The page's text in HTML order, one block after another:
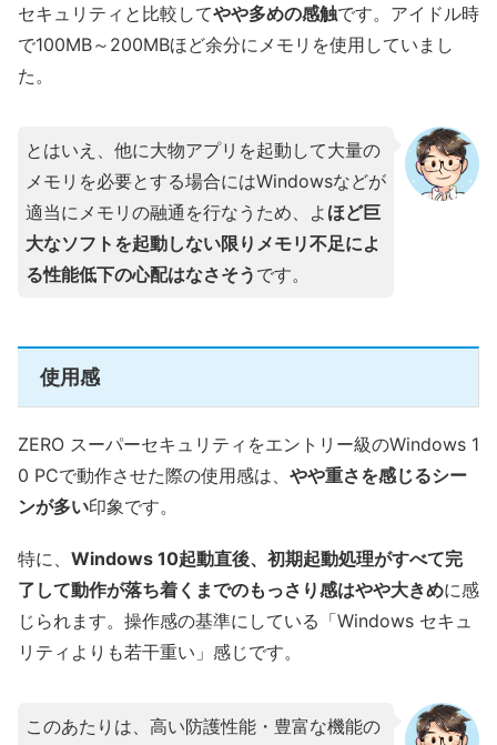
セキュリティと比較してやや多めの感触です。アイドル時
で100MB～200MBほど余分にメモリを使用していまし
た。
とはいえ、他に大物アプリを起動して大量の
メモリを必要とする場合にはWindowsなどが
適当にメモリの融通を行なうため、よ ほど巨
大なソフトを起動しない限りメモリ不足によ
る性能低下の心配はなさそう です。
使用感
ZERO スーパーセキュリティをエントリー級のWindows 1
0 PCで動作させた際の使用感は、 やや重さを感じるシー
ンが多い印象です。
特に、 Windows 10起動直後、初期起動処理がすべて完
了して動作が落ち着くまでのもっさり感はやや大きめに感
じられます。操作感の基準にしている「Windows セキュ
リティよりも若干重い」感じです。
このあたりは、高い防護性能・豊富な機能の